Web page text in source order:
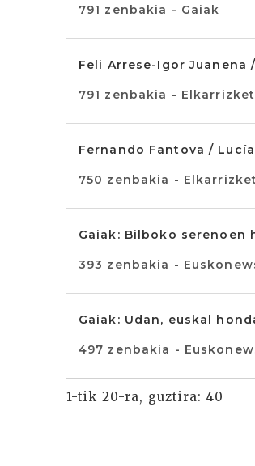
791 zenbakia - Gaiak
Feli Arrese-Igor Juanena
791 zenbakia -
Fernando Fantova /
750 zenbakia -
Gaiak: Bilboko serenoen
393 zenbakia -
Gaiak: Udan, euskal
497 zenbakia -
1-tik 20-ra, guztira: 40